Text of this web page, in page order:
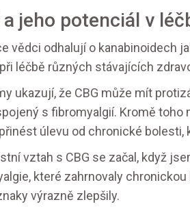
a jeho potenciál v
vědci odhalují o kanabinoidech
léčbě různých stávajících
ukazují, že CBG může mít
s fibromyalgií. Kromě toho
úlevu od chronické
vztah s CBG se začal, když
které zahrnovaly chronickou
výrazně zlepšily.